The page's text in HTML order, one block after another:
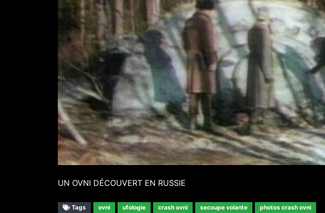
UN OVNI DÉCOUVERT EN RUSSIE
Tags ovni ufologie crash ovni secoupe volante photos crash ovni